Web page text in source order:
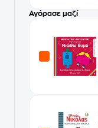
Αγόρασε μαζί